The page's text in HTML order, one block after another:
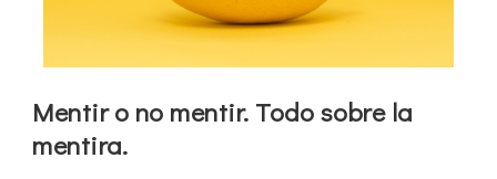
Mentir o no mentir. Todo sobre la
mentira.